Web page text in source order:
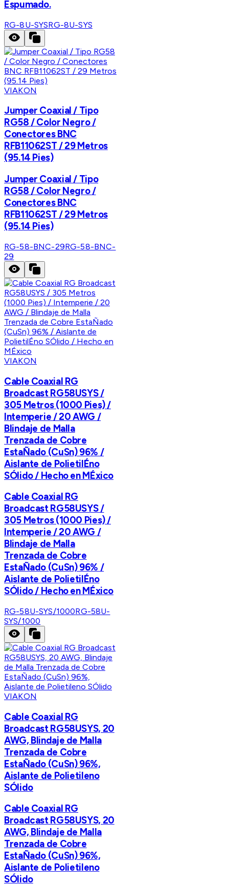
Espumado.
RG-8U-SYSRG-8U-SYS
VIAKON
Jumper Coaxial / Tipo
RG58 / Color Negro /
Conectores BNC
RFB11062ST / 29 Metros
(95.14 Pies)
Jumper Coaxial / Tipo
RG58 / Color Negro /
Conectores BNC
RFB11062ST / 29 Metros
(95.14 Pies)
RG-58-BNC-29RG-58-BNC-
29
VIAKON
Cable Coaxial RG
Broadcast RG58USYS /
305 Metros (1000 Pies) /
Intemperie / 20 AWG /
Blindaje de Malla
Trenzada de Cobre
EstaÑado (CuSn) 96% /
Aislante de PolietilÉno
SÓlido / Hecho en MÉxico
Cable Coaxial RG
Broadcast RG58USYS /
305 Metros (1000 Pies) /
Intemperie / 20 AWG /
Blindaje de Malla
Trenzada de Cobre
EstaÑado (CuSn) 96% /
Aislante de PolietilÉno
SÓlido / Hecho en MÉxico
RG-58U-SYS/1000RG-58U-
SYS/1000
VIAKON
Cable Coaxial RG
Broadcast RG58USYS, 20
AWG, Blindaje de Malla
Trenzada de Cobre
EstaÑado (CuSn) 96%,
Aislante de Polietileno
SÓlido
Cable Coaxial RG
Broadcast RG58USYS, 20
AWG, Blindaje de Malla
Trenzada de Cobre
EstaÑado (CuSn) 96%,
Aislante de Polietileno
SÓlido